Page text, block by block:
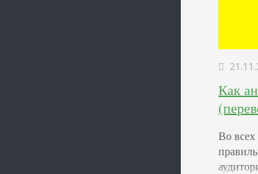
Как
Во всех